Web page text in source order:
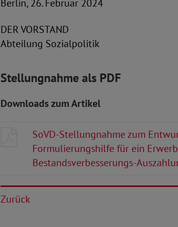
Berlin, 26. Februar 2024
DER VORSTAND
Abteilung Sozialpolitik
Stellungnahme als PDF
Downloads zum Artikel
SoVD-Stellungnahme zum
Formulierungshilfe für ein
Bestandsverbesserungs-
Zurück